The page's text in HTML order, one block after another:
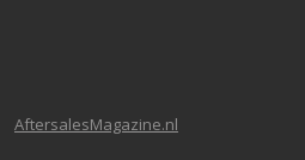
AftersalesMagazine.nl